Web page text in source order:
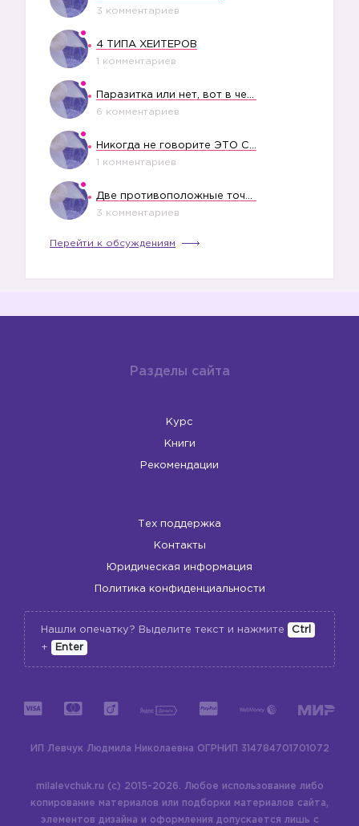
✔️
3 комментариев
4 ТИПА ХЕЙТЕРОВ
1 комментариев
6 комментариев
1 комментариев
3 комментариев
Перейти к обсуждениям
Разделы сайта
Курс
Книги
Рекомендации
Тех поддержка
Контакты
Юридическая информация
Политика конфиденциальности
Нашли опечатку? Выделите текст и нажмите
Ctrl
+
Enter
ИП Левчук Людмила Николаевна ОГРНИП 314784701701072
milalevchuk.ru (c) 2015-2026.
Любое использование либо
копирование материалов или подборки материалов сайта,
элементов дизайна и оформления допускается лишь с